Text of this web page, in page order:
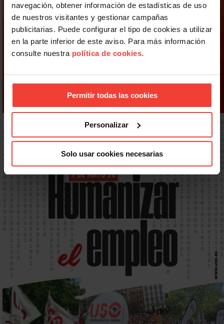
navegación, obtener información de estadísticas de uso
de nuestros visitantes y gestionar campañas
publicitarias. Puede configurar el tipo de cookies a utilizar
en la parte inferior de este aviso. Para más información
consulte nuestra política de cookies.
Permitir todas las cookies
Personalizar
Solo usar cookies necesarias